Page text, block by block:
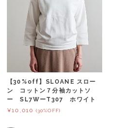
【30%off】SLOANE スロー
ン コットン７分袖カットソ
ー SL7WーT307 ホワイト
¥10,010
(30%OFF)